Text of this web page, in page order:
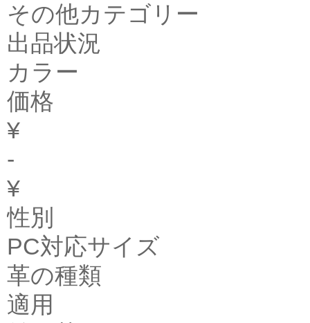
その他カテゴリー
出品状況
カラー
価格
¥
-
¥
性別
PC対応サイズ
革の種類
適用